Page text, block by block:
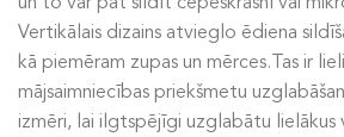
Vertikālais dizains atvieglo ēdiena
kā piemēram zupas un mērces.Tas ir
mājsaimniecības priekšmetu
izmēri, lai ilgtspējīgi uzglabātu lielākus